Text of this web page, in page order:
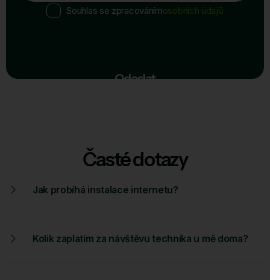
Souhlas se zpracovánímosobních údajů
Odeslat
Časté dotazy
Jak probíhá instalace internetu?
Kolik zaplatím za návštěvu technika u mě doma?